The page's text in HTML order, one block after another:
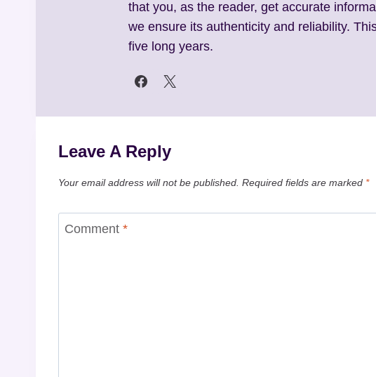
that you, as the reader, get accurate
we ensure its authenticity and reliability.
five long years.
Leave A Reply
Your email address will not be published. Required fields are marked *
Comment *